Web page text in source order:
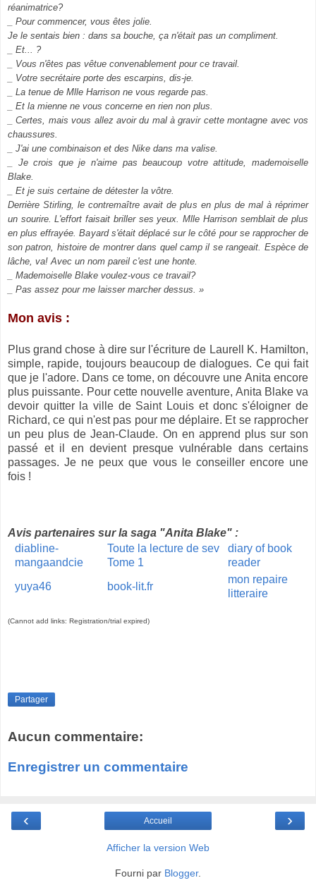
réanimatrice?
_ Pour commencer, vous êtes jolie.
Je le sentais bien : dans sa bouche, ça n'était pas un compliment.
_ Et... ?
_ Vous n'êtes pas vêtue convenablement pour ce travail.
_ Votre secrétaire porte des escarpins, dis-je.
_ La tenue de Mlle Harrison ne vous regarde pas.
_ Et la mienne ne vous concerne en rien non plus.
_ Certes, mais vous allez avoir du mal à gravir cette montagne avec vos
chaussures.
_ J'ai une combinaison et des Nike dans ma valise.
_ Je crois que je n'aime pas beaucoup votre attitude, mademoiselle
Blake.
_ Et je suis certaine de détester la vôtre.
Derrière Stirling, le contremaître avait de plus en plus de mal à réprimer
un sourire. L'effort faisait briller ses yeux. Mlle Harrison semblait de plus
en plus effrayée. Bayard s'était déplacé sur le côté pour se rapprocher de
son patron, histoire de montrer dans quel camp il se rangeait. Espèce de
lâche, va! Avec un nom pareil c'est une honte.
_ Mademoiselle Blake voulez-vous ce travail?
_ Pas assez pour me laisser marcher dessus. »
Mon avis :
Plus grand chose à dire sur l'écriture de Laurell K. Hamilton,
simple, rapide, toujours beaucoup de dialogues. Ce qui fait
que je l'adore. Dans ce tome, on découvre une Anita encore
plus puissante. Pour cette nouvelle aventure, Anita Blake va
devoir quitter la ville de Saint Louis et donc s'éloigner de
Richard, ce qui n'est pas pour me déplaire. Et se rapprocher
un peu plus de Jean-Claude. On en apprend plus sur son
passé et il en devient presque vulnérable dans certains
passages. Je ne peux que vous le conseiller encore une
fois !
Avis partenaires sur la saga "Anita Blake" :
diabline-
mangaandcie
Toute la lecture de sev
Tome 1
diary of book
reader
yuya46
book-lit.fr
mon repaire
litteraire
(Cannot add links: Registration/trial expired)
Partager
Aucun commentaire:
Enregistrer un commentaire
‹ ›
Accueil
Afficher la version Web
Fourni par Blogger.